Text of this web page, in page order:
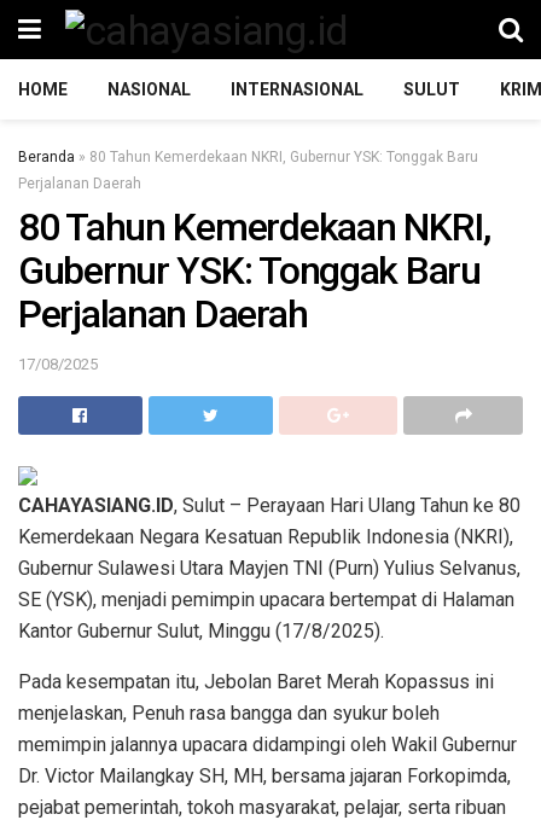
HOME NASIONAL INTERNASIONAL SULUT
Beranda » 80 Tahun Kemerdekaan NKRI, Gubernur YSK: Tonggak Baru
Perjalanan Daerah
80 Tahun Kemerdekaan NKRI,
Gubernur YSK: Tonggak Baru
Perjalanan Daerah
17/08/2025
CAHAYASIANG.ID, Sulut – Perayaan Hari Ulang Tahun ke 80
Kemerdekaan Negara Kesatuan Republik Indonesia (NKRI),
Gubernur Sulawesi Utara Mayjen TNI (Purn) Yulius Selvanus,
SE (YSK), menjadi pemimpin upacara bertempat di Halaman
Kantor Gubernur Sulut, Minggu (17/8/2025).
Pada kesempatan itu, Jebolan Baret Merah Kopassus ini
menjelaskan, Penuh rasa bangga dan syukur boleh
memimpin jalannya upacara didampingi oleh Wakil Gubernur
Dr. Victor Mailangkay SH, MH, bersama jajaran Forkopimda,
pejabat pemerintah, tokoh masyarakat, pelajar, serta ribuan